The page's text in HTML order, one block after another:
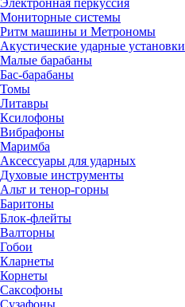
Электронная перкуссия
Мониторные системы
Ритм машины и Метрономы
Акустические ударные установки
Малые барабаны
Бас-барабаны
Томы
Литавры
Ксилофоны
Вибрафоны
Маримба
Аксессуары для ударных
Духовые инструменты
Альт и тенор-горны
Баритоны
Блок-флейты
Валторны
Гобои
Кларнеты
Корнеты
Саксофоны
Сузафоны